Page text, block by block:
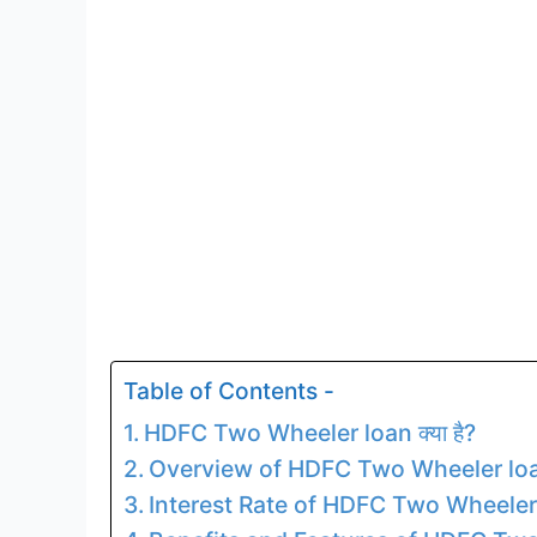
Table of Contents -
HDFC Two Wheeler loan क्या है?
Overview of HDFC Two Wheeler
Interest Rate of HDFC Two